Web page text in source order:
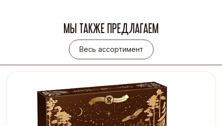
МЫ ТАКЖЕ ПРЕДЛАГАЕМ
Весь ассортимент
Весь ассортимент